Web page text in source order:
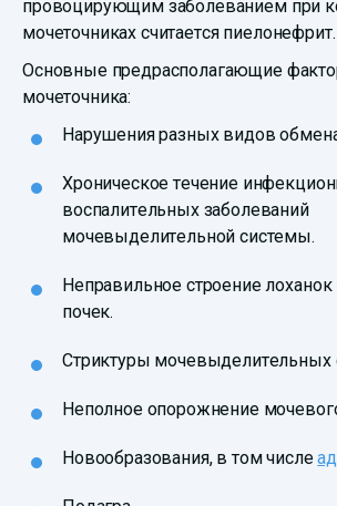
провоцирующим заболеванием при
мочеточниках считается пиелонефрит.
Основные предрасполагающие
мочеточника:
Нарушения разных видов
Хроническое течение
воспалительных заболеваний
мочевыделительной системы.
Неправильное строение
почек.
Стриктуры мочевыделительных
Неполное опорожнение
Новообразования, в том числе